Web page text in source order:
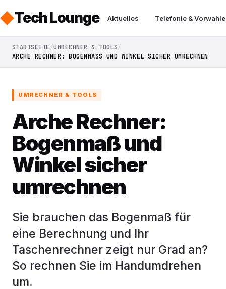
Tech Lounge Aktuelles Telefonie &
STARTSEITE UMRECHNER & TOOLS
ARCHE RECHNER: BOGENMASS UND WINKEL SICHER UMRECHNEN
UMRECHNER & TOOLS
Arche Rechner:
Bogenmaß und
Winkel sicher
umrechnen
Sie brauchen das Bogenmaß für
eine Berechnung und Ihr
Taschenrechner zeigt nur Grad an?
So rechnen Sie im Handumdrehen
um.